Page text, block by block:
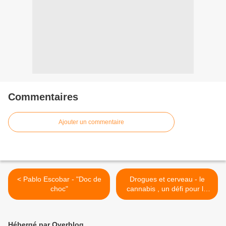
Commentaires
Ajouter un commentaire
< Pablo Escobar - "Doc de
choc"
Drogues et cerveau - le
cannabis , un défi pour la
science, un docu Arte TV >